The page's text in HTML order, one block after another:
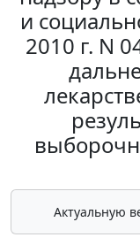
и
2010 г. N
Актуальную